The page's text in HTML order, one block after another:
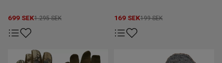
699 SEK1.295 SEK 169 SEK199 SEK